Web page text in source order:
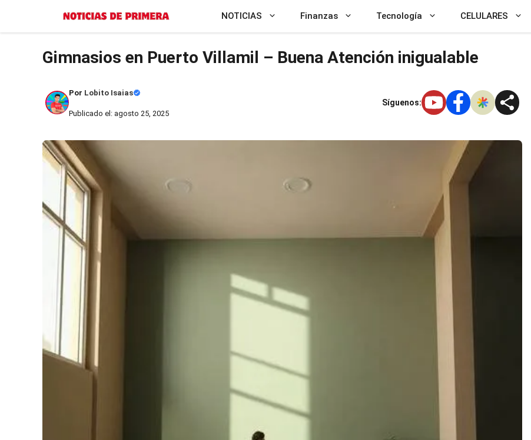
al
contenido
NOTICIAS Finanzas Tecnología CELULARES
Gimnasios en Puerto Villamil – Buena Atención inigualable
Por Lobito Isaias
Publicado el: agosto 25, 2025
Síguenos: